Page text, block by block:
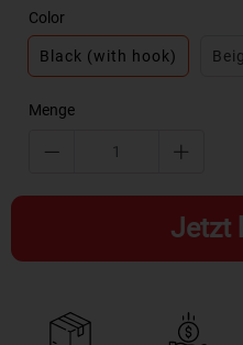
Color
Black (with hook)
Menge
Jetzt